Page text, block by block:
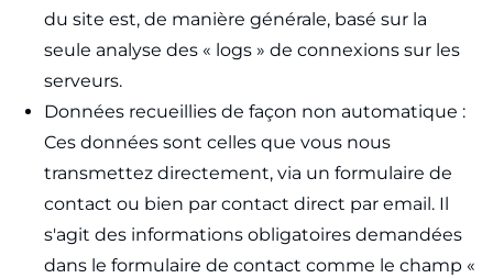
du site est, de manière générale, basé sur la
seule analyse des « logs » de connexions sur les
serveurs.
Données recueillies de façon non automatique :
Ces données sont celles que vous nous
transmettez directement, via un formulaire de
contact ou bien par contact direct par email. Il
s'agit des informations obligatoires demandées
dans le formulaire de contact comme le champ «